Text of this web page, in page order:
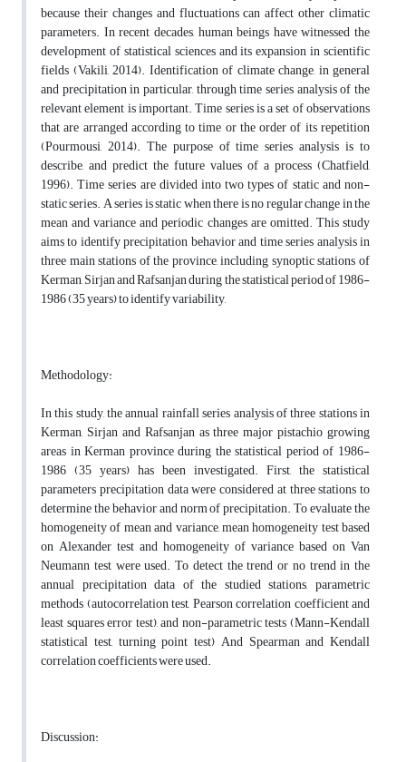
because their changes and fluctuations can affect other climatic
parameters. In recent decades, human beings have witnessed the
development of statistical sciences and its expansion in scientific
fields (Vakili, 2014). Identification of climate change, in general
and precipitation in particular, through time series analysis of the
relevant element is important. Time series is a set of observations
that are arranged according to time or the order of its repetition
(Pourmousi, 2014). The purpose of time series analysis is to
describe, and predict the future values of a process (Chatfield,
1996). Time series are divided into two types of static and non-
static series. A series is static when there is no regular change in the
mean and variance and periodic changes are omitted. This study
aims to identify precipitation behavior and time series analysis in
three main stations of the province, including synoptic stations of
Kerman, Sirjan and Rafsanjan during the statistical period of 1986-
1986 (35 years) to identify variability,
Methodology:
In this study, the annual rainfall series analysis of three stations in
Kerman, Sirjan and Rafsanjan as three major pistachio growing
areas in Kerman province during the statistical period of 1986-
1986 (35 years) has been investigated. First, the statistical
parameters precipitation data were considered at three stations to
determine the behavior and norm of precipitation. To evaluate the
homogeneity of mean and variance, mean homogeneity test based
on Alexander test and homogeneity of variance based on Van
Neumann test were used. To detect the trend or no trend in the
annual precipitation data of the studied stations, parametric
methods (autocorrelation test, Pearson correlation coefficient and
least squares error test), and non-parametric tests (Mann-Kendall
statistical test, turning point test) And Spearman and Kendall
correlation coefficients were used.
Discussion: